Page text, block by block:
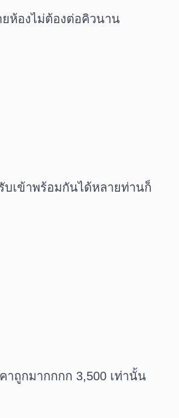
ห้องไม่ต้องต่อคิวนาน
บเข้าพร้อมกันได้หลายท่านก็
าถูกมากกกก 3,500 เท่านั้น